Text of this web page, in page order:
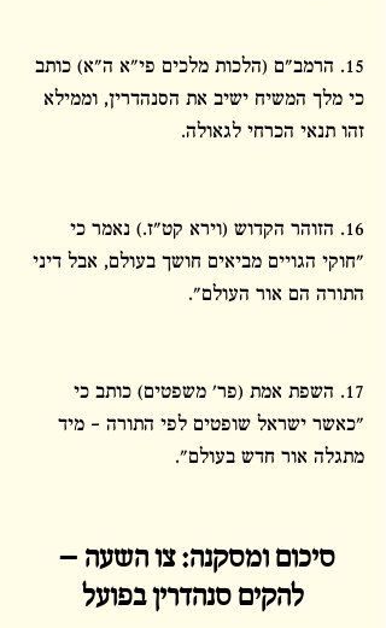
15. הרמב"ם (הלכות מלכים פי"א ה"א) כותב
כי מלך המשיח ישיב את הסנהדרין, וממילא
זהו תנאי הכרחי לגאולה.
16. הזוהר הקדוש (וירא קט"ז.) נאמר כי
"חוקי הגויים מביאים חושך בעולם, אבל דיני
התורה הם אור העולם".
17. השפת אמת (פר' משפטים) כותב כי
"כאשר ישראל שופטים לפי התורה – מיד
מתגלה אור חדש בעולם".
סיכום ומסקנה: צו השעה –
להקים סנהדרין בפועל